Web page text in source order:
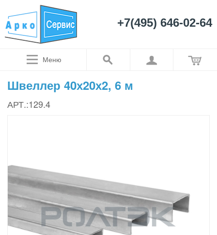
+7(495) 646-02-64
Меню
Швеллер 40х20х2, 6 м
АРТ.:129.4